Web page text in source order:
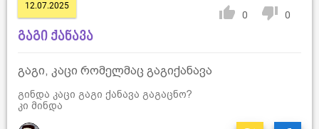
12.07.2025
0 0
გაგი ქანავა
გაგი, კაცი რომელმაც გაგიქანავა
გინდა კაცი გაგი ქანავა გაგაცნო?
კი მინდა